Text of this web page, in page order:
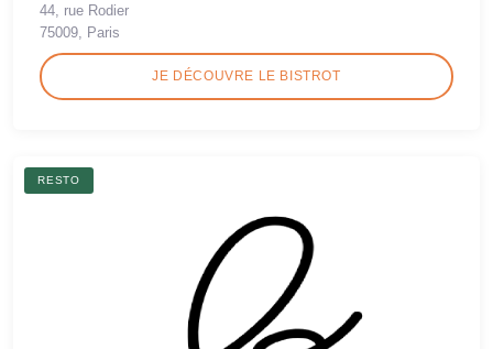
44, rue Rodier
75009, Paris
JE DÉCOUVRE LE BISTROT
RESTO